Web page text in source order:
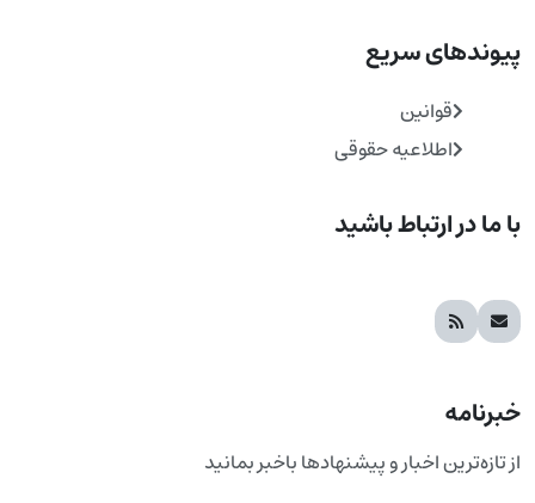
پیوندهای سریع
قوانین
اطلاعیه حقوقی
با ما در ارتباط باشید
خبرنامه
از تازه‌ترین اخبار و پیشنهادها باخبر بمانید